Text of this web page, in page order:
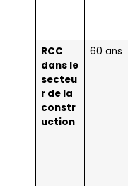
RCC
dans le
secteu
r de la
constr
uction
60 ans